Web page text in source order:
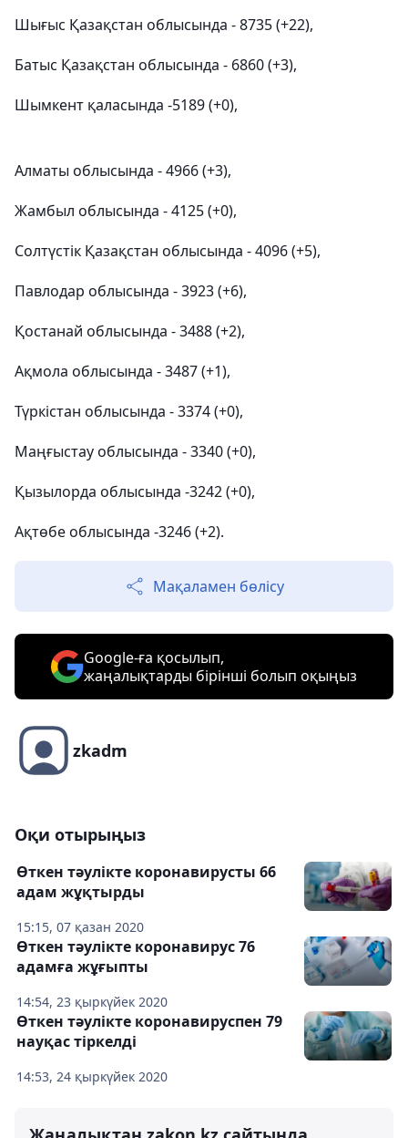
Шығыс Қазақстан облысында - 8735 (+22),
Батыс Қазақстан облысында - 6860 (+3),
Шымкент қаласында -5189 (+0),
Алматы облысында - 4966 (+3),
Жамбыл облысында - 4125 (+0),
Солтүстік Қазақстан облысында - 4096 (+5),
Павлодар облысында - 3923 (+6),
Қостанай облысында - 3488 (+2),
Ақмола облысында - 3487 (+1),
Түркістан облысында - 3374 (+0),
Маңғыстау облысында - 3340 (+0),
Қызылорда облысында -3242 (+0),
Ақтөбе облысында -3246 (+2).
Мақаламен бөлісу
Google-ға қосылып,
жаңалықтарды бірінші болып оқыңыз
zkadm
Оқи отырыңыз
15:15, 07 қазан 2020
Өткен тәулікте коронавирусты 66
адам жұқтырды
14:54, 23 қыркүйек 2020
Өткен тәулікте коронавирус 76
адамға жұғыпты
14:53, 24 қыркүйек 2020
Өткен тәулікте коронавируспен 79
науқас тіркелді